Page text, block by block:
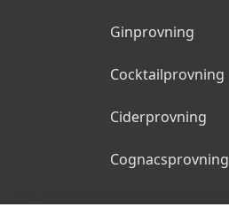
Ginprovning
Cocktailprovning
Ciderprovning
Cognacsprovning